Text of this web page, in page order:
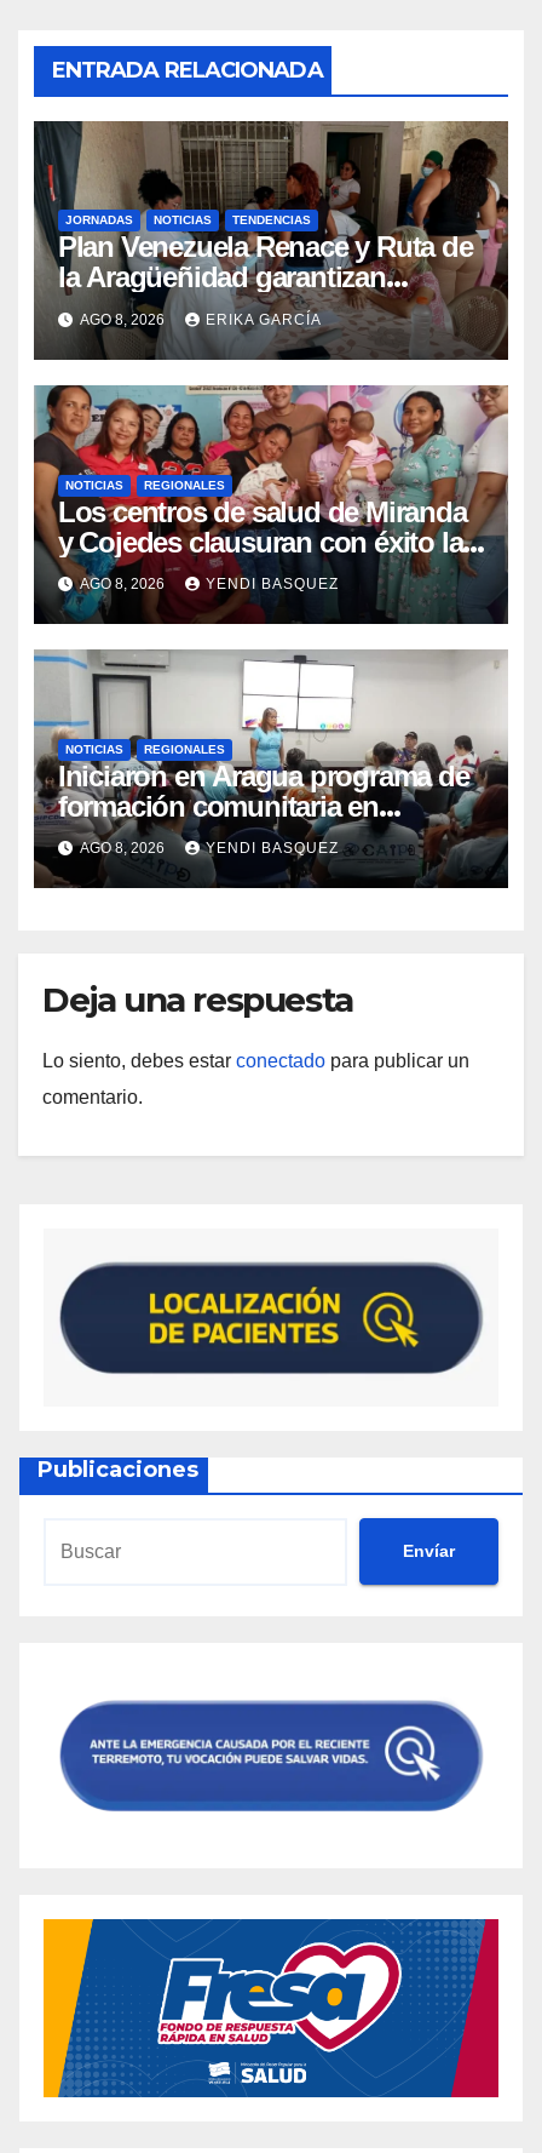
ENTRADA RELACIONADA
JORNADAS NOTICIAS TENDENCIAS
Plan Venezuela Renace y Ruta de
la Aragüeñidad garantizan
atención médica integral en
Aragua
AGO 8, 2026 ERIKA GARCÍA
NOTICIAS REGIONALES
Los centros de salud de Miranda
y Cojedes clausuran con éxito la
Semana Mundial de la Lactancia
Materna
AGO 8, 2026 YENDI BASQUEZ
NOTICIAS REGIONALES
Iniciaron en Aragua programa de
formación comunitaria en
atención a personas con
discapacidad
AGO 8, 2026 YENDI BASQUEZ
Deja una respuesta
Lo siento, debes estar conectado para publicar un
comentario.
Publicaciones
Envíar